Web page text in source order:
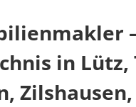
in Lütz,
Zilshausen,